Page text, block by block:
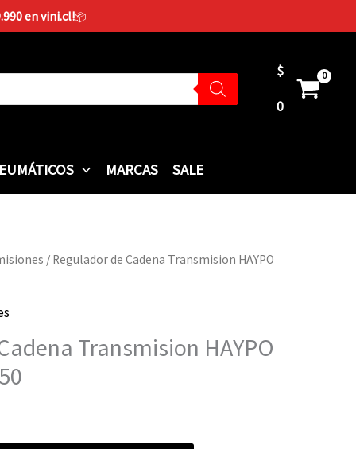
en vini.cl!📦
$
0
MARCAS SALE
/ Regulador de Cadena Transmision HAYPO
Transmision HAYPO